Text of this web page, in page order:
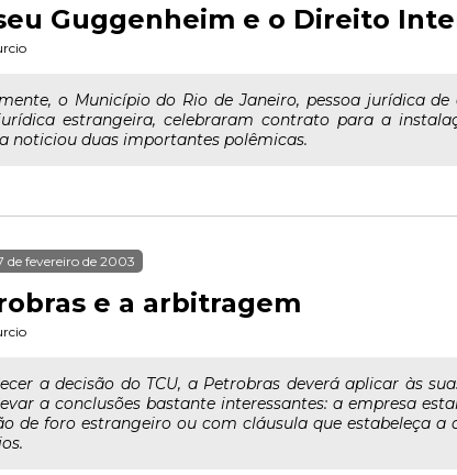
Guggenheim e o Direito
o Município do Rio de Janeiro, pessoa jurídica
estrangeira, celebraram contrato para a
noticiou duas importantes polêmicas.
de fevereiro de 2003
e a arbitragem
a decisão do TCU, a Petrobras deverá aplicar às
a conclusões bastante interessantes: a empresa
de foro estrangeiro ou com cláusula que estabeleça